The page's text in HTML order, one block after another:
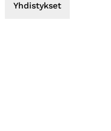
Yhdistykset